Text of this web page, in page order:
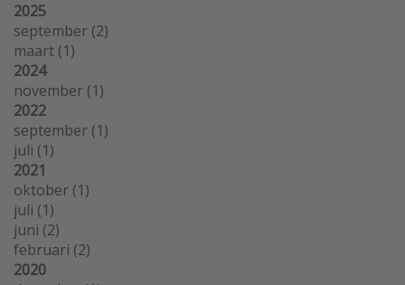
2025
september (2)
maart (1)
2024
november (1)
2022
september (1)
juli (1)
2021
oktober (1)
juli (1)
juni (2)
februari (2)
2020